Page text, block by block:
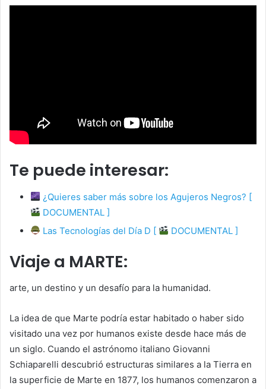
Te puede interesar:
¿Quieres saber más sobre los Agujeros Negros? [
DOCUMENTAL ]
Las Tecnologías del Día D [
DOCUMENTAL ]
Viaje a MARTE:
arte, un destino y un desafío para la humanidad.
La idea de que Marte podría estar habitado o haber sido
visitado una vez por humanos existe desde hace más de
un siglo. Cuando el astrónomo italiano Giovanni
Schiaparelli descubrió estructuras similares a la Tierra en
la superficie de Marte en 1877, los humanos comenzaron a